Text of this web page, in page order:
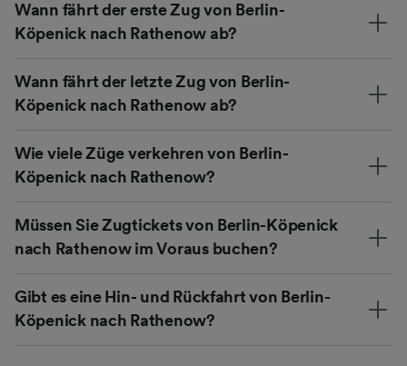
Wann fährt der erste Zug von Berlin-
Köpenick nach Rathenow ab?
Wann fährt der letzte Zug von Berlin-
Köpenick nach Rathenow ab?
Wie viele Züge verkehren von Berlin-
Köpenick nach Rathenow?
Müssen Sie Zugtickets von Berlin-Köpenick
nach Rathenow im Voraus buchen?
Gibt es eine Hin- und Rückfahrt von Berlin-
Köpenick nach Rathenow?